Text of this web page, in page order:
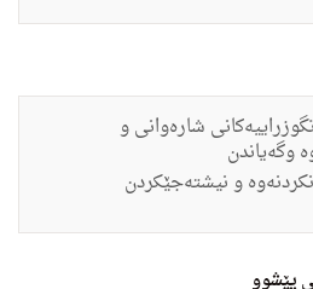
شاره‌وانى ‌و
‌وگه‌یاندن
‌و نیشته‌جێكردن
پێشوو